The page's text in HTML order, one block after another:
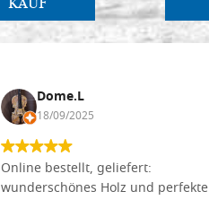
Dome.L
18/09/2025
Online bestellt, geliefert:
wunderschönes Holz und perfekte